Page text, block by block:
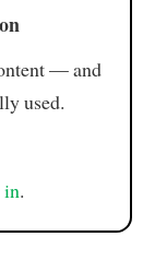
— and
used.
in.